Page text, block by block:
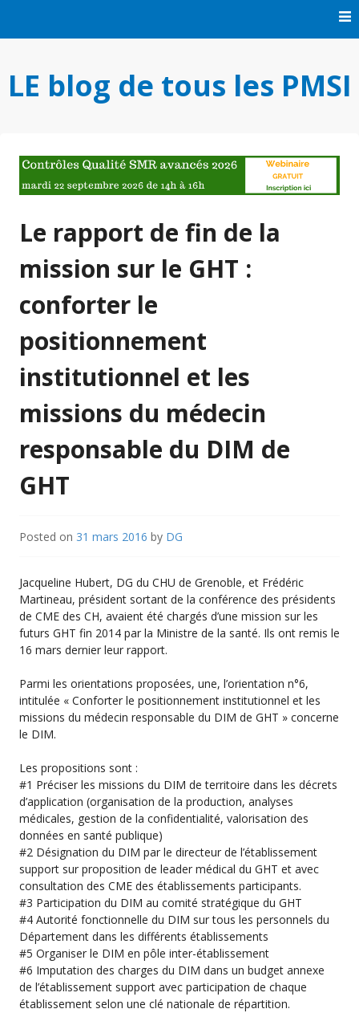
LE blog de tous les PMSI
Le rapport de fin de la
mission sur le GHT :
conforter le
positionnement
institutionnel et les
missions du médecin
responsable du DIM de
GHT
Posted on 31 mars 2016 by DG
Jacqueline Hubert, DG du CHU de Grenoble, et Frédéric
Martineau, président sortant de la conférence des présidents
de CME des CH, avaient été chargés d’une mission sur les
futurs GHT fin 2014 par la Ministre de la santé. Ils ont remis le
16 mars dernier leur rapport.
Parmi les orientations proposées, une, l’orientation n°6,
intitulée « Conforter le positionnement institutionnel et les
missions du médecin responsable du DIM de GHT » concerne
le DIM.
Les propositions sont :
#1 Préciser les missions du DIM de territoire dans les décrets
d’application (organisation de la production, analyses
médicales, gestion de la confidentialité, valorisation des
données en santé publique)
#2 Désignation du DIM par le directeur de l’établissement
support sur proposition de leader médical du GHT et avec
consultation des CME des établissements participants.
#3 Participation du DIM au comité stratégique du GHT
#4 Autorité fonctionnelle du DIM sur tous les personnels du
Département dans les différents établissements
#5 Organiser le DIM en pôle inter-établissement
#6 Imputation des charges du DIM dans un budget annexe
de l’établissement support avec participation de chaque
établissement selon une clé nationale de répartition.